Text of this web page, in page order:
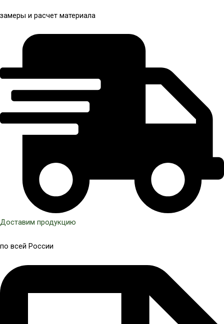
замеры и расчет материала
Доставим продукцию
по всей России